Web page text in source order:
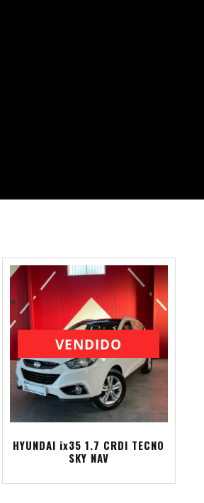
VENDIDO
HYUNDAI ix35 1.7 CRDI TECNO
SKY NAV